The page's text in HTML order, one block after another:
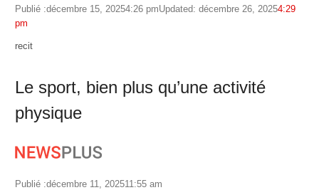
Publié :décembre 15, 20254:26 pmUpdated: décembre 26, 20254:29
pm
Author
recit
Le sport, bien plus qu’une activité
physique
Publié :décembre 11, 202511:55 am